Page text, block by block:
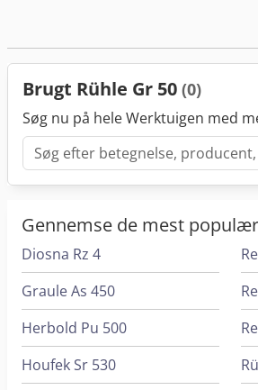
Brugt Rühle Gr 50 (0)
Søg nu på hele Werktuigen med
Gennemse de mest
Diosna Rz 4
Graule As 450
Herbold Pu 500
Houfek Sr 530